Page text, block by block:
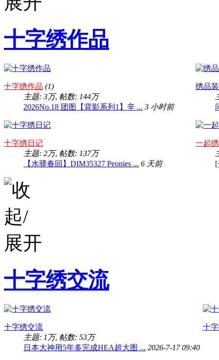
十字绣作品
十字绣作品 (1)
主题: 3万, 帖数: 144万
2026No.18 团图【背影系列1】辛 ... 3 小时前
绣品
十字绣日记
主题: 2万, 帖数: 137万
【水驿春回】DIM35327 Peonies ... 6 天前
一起
[
十字绣交流
十字绣交流
主题: 1万, 帖数: 53万
日本大神用5年多完成HEA超大图 ... 2026-7-17 09:40
十